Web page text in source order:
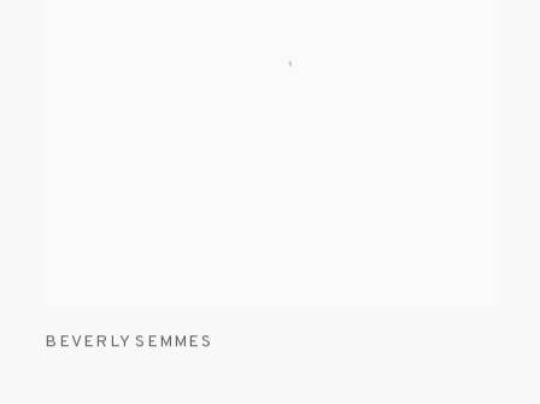
BEVERLY SEMMES